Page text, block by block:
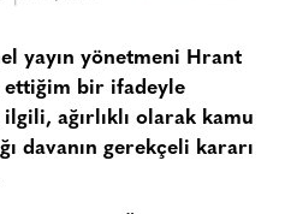
yayın yönetmeni Hrant
ettiğim bir ifadeyle
ağırlıklı olarak kamu
davanın gerekçeli kararı